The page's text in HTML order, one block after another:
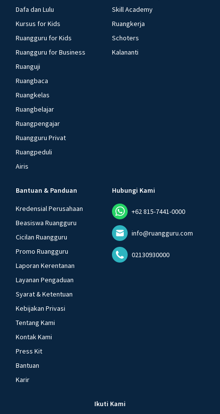
Dafa dan Lulu
Kursus for Kids
Ruangguru for Kids
Ruangguru for Business
Ruanguji
Ruangbaca
Ruangkelas
Ruangbelajar
Ruangpengajar
Ruangguru Privat
Ruangpeduli
Airis
Skill Academy
Ruangkerja
Schoters
Kalananti
Bantuan & Panduan
Kredensial Perusahaan
Beasiswa Ruangguru
Cicilan Ruangguru
Promo Ruangguru
Laporan Kerentanan
Layanan Pengaduan
Syarat & Ketentuan
Kebijakan Privasi
Tentang Kami
Kontak Kami
Press Kit
Bantuan
Karir
Hubungi Kami
+62 815-7441-0000
info@ruangguru.com
02130930000
Ikuti Kami